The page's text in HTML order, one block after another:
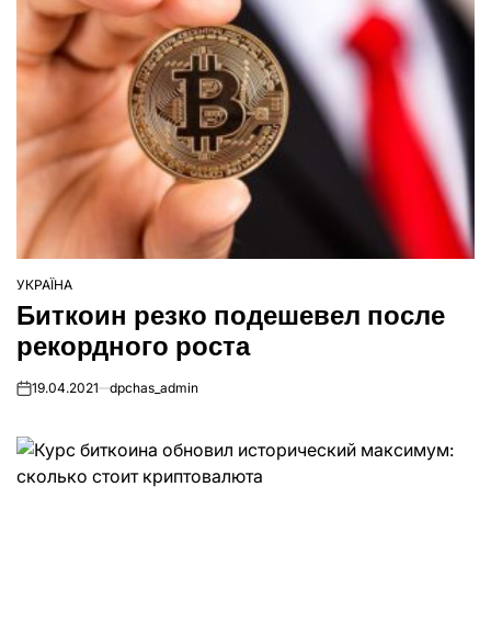
ОПУБЛІКУВАТИ
У
УКРАЇНА
Биткоин резко подешевел после
рекордного роста
on19.04.2021 dpchas_admin